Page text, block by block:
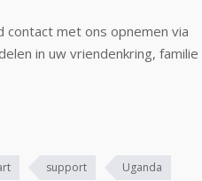
met ons opnemen via
in uw vriendenkring,
support Uganda